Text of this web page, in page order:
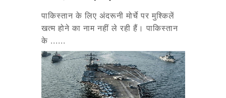
पाकिस्तान के लिए अंदरूनी मोर्चे पर मुश्किलें
खत्म होने का नाम नहीं ले रही हैं। पाकिस्तान
के ......